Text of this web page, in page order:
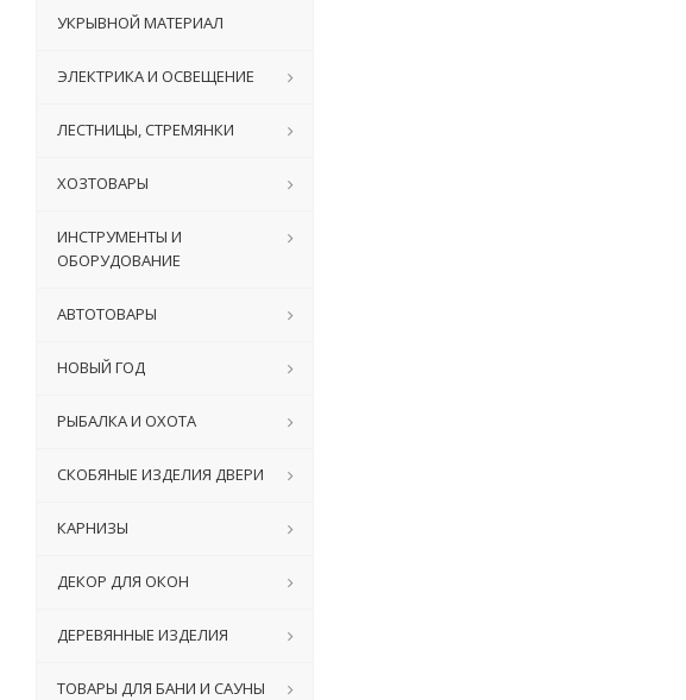
УКРЫВНОЙ МАТЕРИАЛ
ЭЛЕКТРИКА И ОСВЕЩЕНИЕ
ЛЕСТНИЦЫ, СТРЕМЯНКИ
ХОЗТОВАРЫ
ИНСТРУМЕНТЫ И
ОБОРУДОВАНИЕ
АВТОТОВАРЫ
НОВЫЙ ГОД
РЫБАЛКА И ОХОТА
СКОБЯНЫЕ ИЗДЕЛИЯ ДВЕРИ
КАРНИЗЫ
ДЕКОР ДЛЯ ОКОН
ДЕРЕВЯННЫЕ ИЗДЕЛИЯ
ТОВАРЫ ДЛЯ БАНИ И САУНЫ